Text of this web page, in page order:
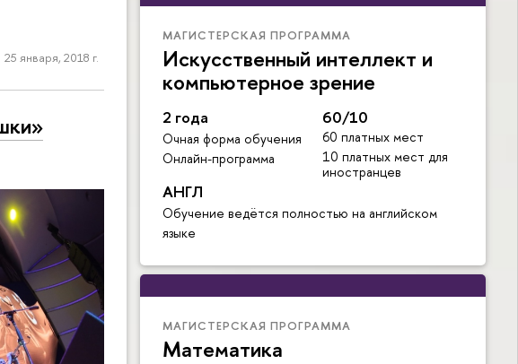
МАГИСТЕРСКАЯ ПРОГРАММА
Искусственный интеллект и
компьютерное зрение
2 года
Очная форма обучения
Онлайн-программа
60/10
60 платных мест
10 платных мест для
иностранцев
АНГЛ
Обучение ведётся полностью на английском
языке
МАГИСТЕРСКАЯ ПРОГРАММА
Математика
25 января, 2018 г.